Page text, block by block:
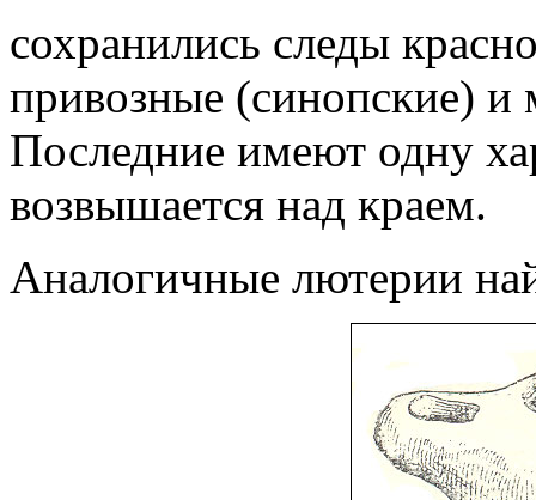
сохранились следы
привозные (синопские) и
Последние имеют одну
возвышается над краем.
Аналогичные лютерии